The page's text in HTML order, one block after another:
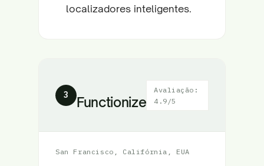
localizadores inteligentes.
3 Functionize
Avaliação:
4.9/5
San Francisco, Califórnia, EUA